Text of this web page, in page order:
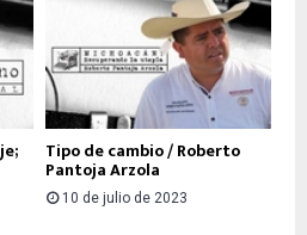
Tipo de cambio / Roberto
Pantoja Arzola
10 de julio de 2023